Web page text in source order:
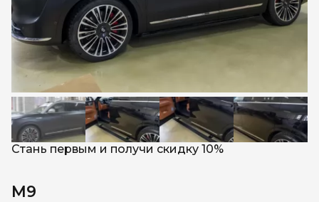
Стань первым и получи скидку 10%
M9